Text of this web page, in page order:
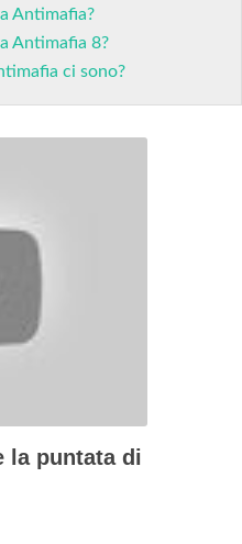
Antimafia?
Antimafia 8?
ci sono?
la puntata di